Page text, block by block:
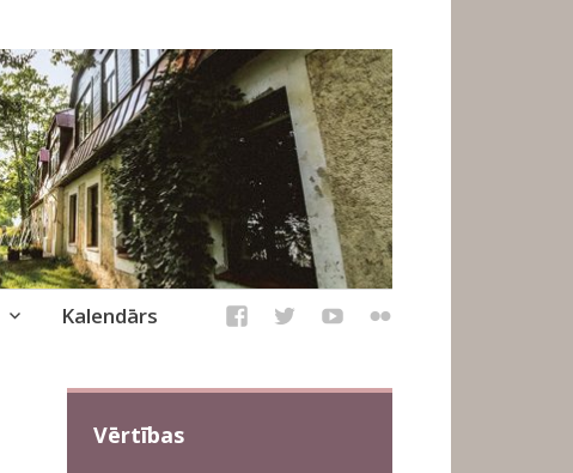
Kalendārs
Vērtības